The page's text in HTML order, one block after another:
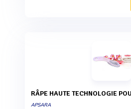
RÂPE HAUTE TECHNOLOGIE
APSARA